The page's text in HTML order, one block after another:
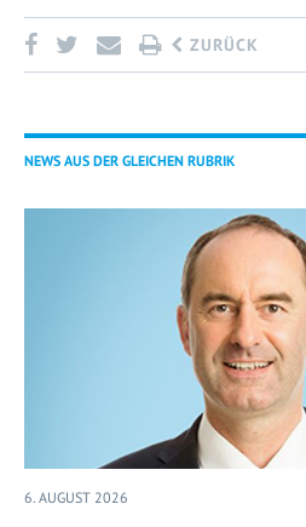
ZURÜCK
NEWS AUS DER GLEICHEN RUBRIK
6. AUGUST 2026